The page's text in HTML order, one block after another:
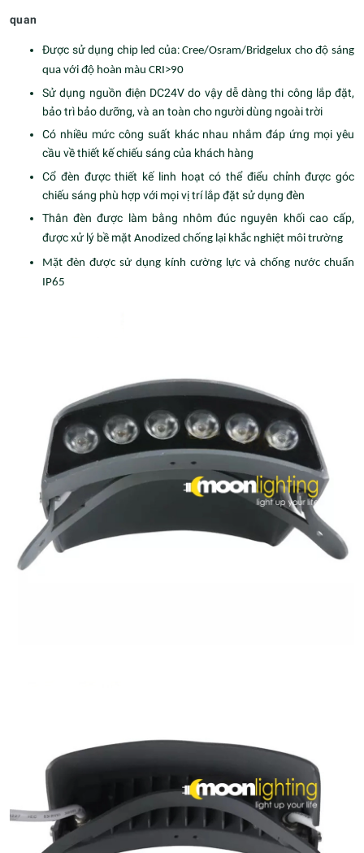
quan
Được sử dụng chip led của:Cree/Osram/Bridgelux cho độ sáng
qua với độ hoàn màu CRI>90
Sử dụng nguồn điện DC24V do vậy dễ dàng thi công lắp đặt,
bảo trì bảo dưỡng, và an toàn cho người dùng ngoài trời
Có nhiều mức công suất khác nhau nhắm đáp ứng mọi yêu
cầu về thiết kế chiếu sáng của khách hàng
Cổ đèn được thiết kế linh hoạt có thể điểu chỉnh được góc
chiếu sáng phù hợp với mọi vị trí lắp đặt sử dụng đèn
Thân đèn được làm bằng nhôm đúc nguyên khối cao cấp,
được xử lý bề mặt Anodized chống lại khắc nghiệt môi trường
Mặt đèn được sử dụng kính cường lực và chống nước chuẩn
IP65